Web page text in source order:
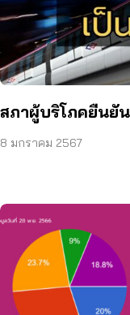
สภาผู้บริโภคยืนยั
8 มกราคม 2567